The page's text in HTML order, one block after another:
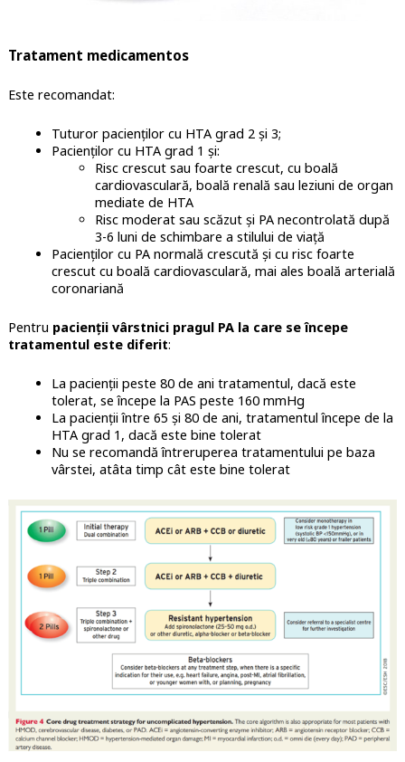
Tratament medicamentos
Este recomandat:
Tuturor pacienților cu HTA grad 2 și 3;
Pacienților cu HTA grad 1 și:
Risc crescut sau foarte crescut, cu boală
cardiovasculară, boală renală sau leziuni de organ
mediate de HTA
Risc moderat sau scăzut și PA necontrolată după
3-6 luni de schimbare a stilului de viață
Pacienților cu PA normală crescută și cu risc foarte
crescut cu boală cardiovasculară, mai ales boală arterială
coronariană
Pentru pacienții vârstnici pragul PA la care se începe
tratamentul este diferit:
La pacienții peste 80 de ani tratamentul, dacă este
tolerat, se începe la PAS peste 160 mmHg
La pacienții între 65 și 80 de ani, tratamentul începe de la
HTA grad 1, dacă este bine tolerat
Nu se recomandă întreruperea tratamentului pe baza
vârstei, atâta timp cât este bine tolerat